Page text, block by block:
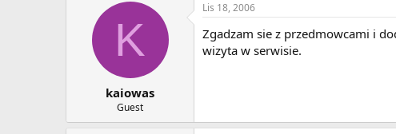
K
kaiowas
Guest
Lis 18, 2006
Zgadzam sie z przedmowcami i
wizyta w serwisie.